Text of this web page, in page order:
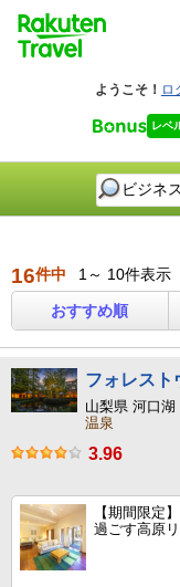
16件中 1～ 10件表示
おすすめ順
フォレスト
山梨県 河口
温泉
3.96
【期間限定
過ごす高原